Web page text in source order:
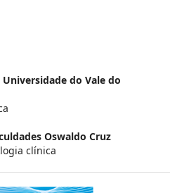
Universidade do Vale do
Oswaldo Cruz
clínica